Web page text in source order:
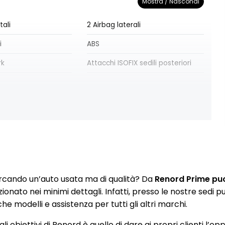
2 Airbag laterali
ABS
Attacchi ISOFIX sedili posteriori
di guida)
Display di assistenza avanzata
alla guida TFT da 7"
EBD
un’auto usata ma di qualità? DaRenord Prime
nei minimi dettagli. Infatti, presso le nostre sedi
modelli e assistenza per tutti gli altri marchi.